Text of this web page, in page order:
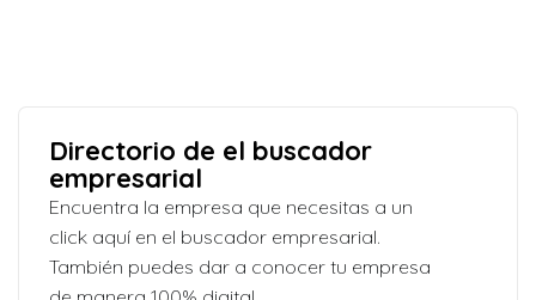
Directorio de el buscador
empresarial
Encuentra la empresa que necesitas a un
click aquí en el buscador empresarial.
También puedes dar a conocer tu empresa